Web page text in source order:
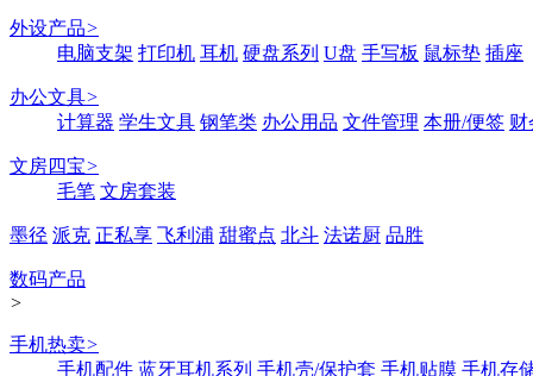
外设产品>
电脑支架 打印机 耳机 硬盘系列 U盘 手写板 鼠标垫 插座
办公文具>
计算器 学生文具 钢笔类 办公用品 文件管理 本册/便签 财
文房四宝>
毛笔 文房套装
墨径 派克 正私享 飞利浦 甜蜜点 北斗 法诺厨 品胜
数码产品
>
手机热卖>
手机配件 蓝牙耳机系列 手机壳/保护套 手机贴膜 手机存